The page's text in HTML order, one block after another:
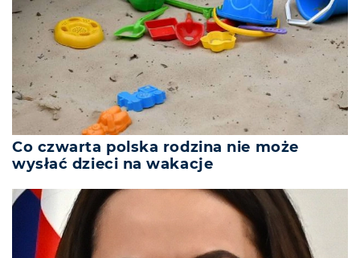
Co czwarta polska rodzina nie może
wysłać dzieci na wakacje